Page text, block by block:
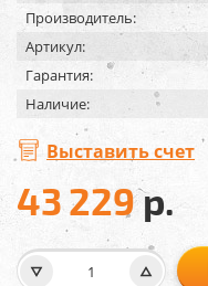
Производитель:
Артикул:
Гарантия:
Наличие:
Выставить счет
43 229р.